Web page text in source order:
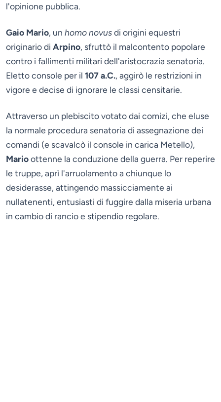
l'opinione pubblica.
Gaio Mario, un homo novusdi origini equestri
originario di Arpino, sfruttò il malcontento popolare
contro i fallimenti militari dell'aristocrazia senatoria.
Eletto console per il 107 a.C., aggirò le restrizioni in
vigore e decise di ignorare le classi censitarie.
Attraverso un plebiscito votato dai comizi, che eluse
la normale procedura senatoria di assegnazione dei
comandi (e scavalcò il console in carica Metello),
Marioottenne la conduzione della guerra. Per reperire
le truppe, aprì l'arruolamento a chiunque lo
desiderasse, attingendo massicciamente ai
nullatenenti, entusiasti di fuggire dalla miseria urbana
in cambio di rancio e stipendio regolare.